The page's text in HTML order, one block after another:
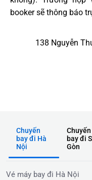
booker sẽ thông báo
138 Nguyễn
Chuyến
bay đi Hà
Nội
Chuyến
bay đi
Gòn
Vé máy bay đi Hà Nội